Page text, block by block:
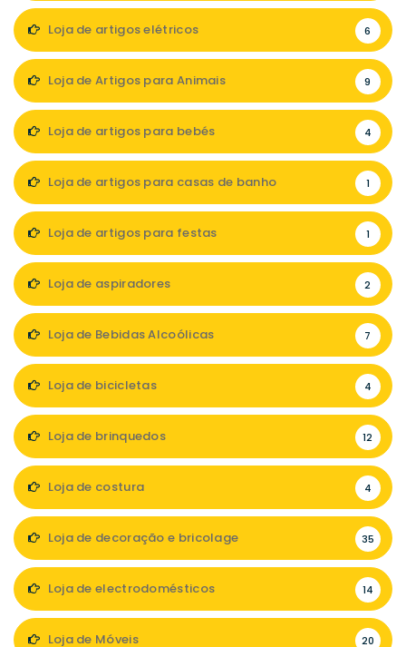
Loja de artigos elétricos 6
Loja de Artigos para Animais 9
Loja de artigos para bebés 4
Loja de artigos para casas de banho 1
Loja de artigos para festas 1
Loja de aspiradores 2
Loja de Bebidas Alcoólicas 7
Loja de bicicletas 4
Loja de brinquedos 12
Loja de costura 4
Loja de decoração e bricolage 35
Loja de electrodomésticos 14
Loja de Móveis 20